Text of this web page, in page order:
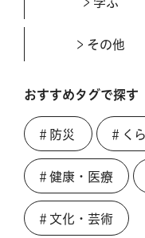
その他
おすすめタグで探す
＃防災 ＃く
＃健康・医療
＃文化・芸術